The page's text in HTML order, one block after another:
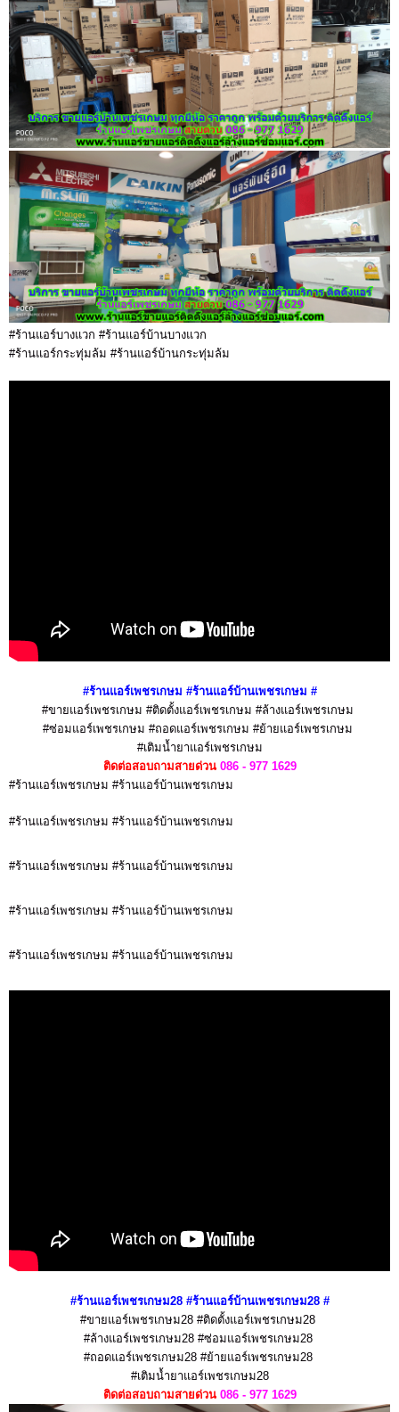
#ร้านแอร์บางแวก #ร้านแอร์บ้านบางแวก
#ร้านแอร์กระทุ่มล้ม #ร้านแอร์บ้านกระทุ่มล้ม
#ร้านแอร์เพชรเกษม #ร้านแอร์บ้านเพชรเกษม #
#ขายแอร์เพชรเกษม #ติดตั้งแอร์เพชรเกษม #ล้างแอร์เพชรเกษม
#ซ่อมแอร์เพชรเกษม #ถอดแอร์เพชรเกษม #ย้ายแอร์เพชรเกษม
#เติมน้ำยาแอร์เพชรเกษม
ติดต่อสอบถามสายด่วน 086 - 977 1629
#ร้านแอร์เพชรเกษม #ร้านแอร์บ้านเพชรเกษม
#ร้านแอร์เพชรเกษม #ร้านแอร์บ้านเพชรเกษม
#ร้านแอร์เพชรเกษม #ร้านแอร์บ้านเพชรเกษม
#ร้านแอร์เพชรเกษม #ร้านแอร์บ้านเพชรเกษม
#ร้านแอร์เพชรเกษม #ร้านแอร์บ้านเพชรเกษม
#ร้านแอร์เพชรเกษม28 #ร้านแอร์บ้านเพชรเกษม28#
#ขายแอร์เพชรเกษม28 #ติดตั้งแอร์เพชรเกษม28
#ล้างแอร์เพชรเกษม28 #ซ่อมแอร์เพชรเกษม28
#ถอดแอร์เพชรเกษม28 #ย้ายแอร์เพชรเกษม28
#เติมน้ำยาแอร์เพชรเกษม28
ติดต่อสอบถามสายด่วน 086 - 977 1629